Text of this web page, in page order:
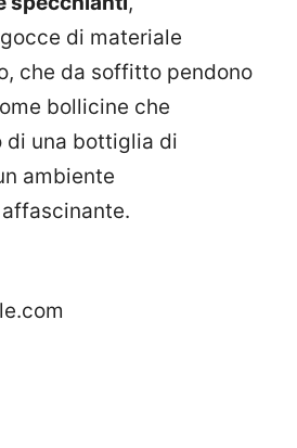
di materiale
che da soffitto pendono
bollicine che
di una bottiglia di
ambiente